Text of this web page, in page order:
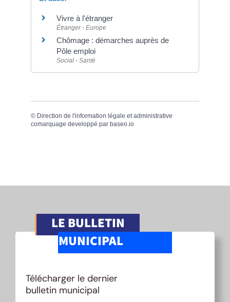
Vivre à l'étranger
Étranger - Europe
Chômage : démarches auprès de
Pôle emploi
Social - Santé
© Direction de l'information légale et administrative
comarquage developpé par baseo.io
LE BULLETIN
MUNICIPAL
Télécharger le dernier
bulletin municipal